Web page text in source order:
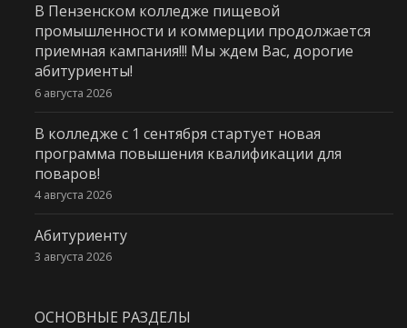
В Пензенском колледже пищевой
промышленности и коммерции продолжается
приемная кампания!!! Мы ждем Вас, дорогие
абитуриенты!
6 августа 2026
В колледже с 1 сентября стартует новая
программа повышения квалификации для
поваров!
4 августа 2026
Абитуриенту
3 августа 2026
ОСНОВНЫЕ РАЗДЕЛЫ